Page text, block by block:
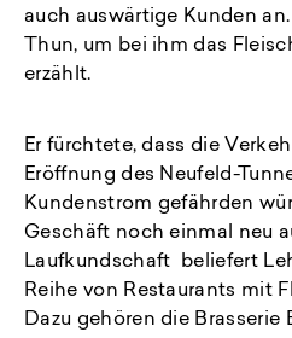
auch auswärtige Kunden
Thun, um bei ihm das
erzählt.
Er fürchtete, dass die
Eröffnung des Neufeld-
Kundenstrom gefährden
Geschäft noch einmal neu
Laufkundschaft beliefert
Reihe von Restaurants mit
Dazu gehören die Brasserie